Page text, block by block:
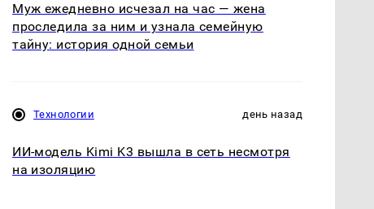
Муж ежедневно исчезал на час — жена
проследила за ним и узнала семейную
тайну: история одной семьи
Технологии день назад
ИИ-модель Kimi K3 вышла в сеть несмотря
на изоляцию